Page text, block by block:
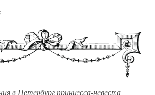
в Петербург принцесса-невеста